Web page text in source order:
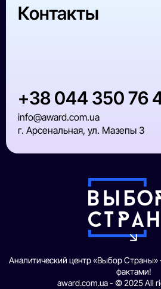
Контакты
+38 044 350 76
info@award.com.ua
г. Арсенальная, ул. Мазепы 3
Аналитический центр «Выбор
фактами!
award.com.ua - © 2025 All